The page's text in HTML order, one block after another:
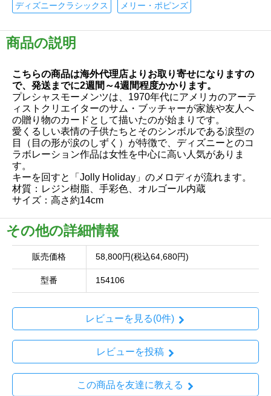
ディズニークラシックス メリー・ポピンズ
商品の説明
こちらの商品は海外代理店よりお取り寄せになりますの
で、発送までに2週間～4週間程度かかります。
プレシャスモーメンツは、1970年代にアメリカのアーテ
ィストクリエイターのサム・ブッチャーが家族や友人へ
の贈り物のカードとして描いたのが始まりです。
愛くるしい表情の子供たちとそのシンボルである涙型の
目（目の形が涙のしずく）が特徴で、ディズニーとのコ
ラボレーション作品は女性を中心に高い人気がありま
す。
キーを回すと「Jolly Holiday」のメロディが流れます。
材質：レジン樹脂、手彩色、オルゴール内蔵
サイズ：高さ約14cm
その他の詳細情報
販売価格 58,800円(税込64,680円)
型番 154106
レビューを見る(0件)
レビューを投稿
この商品を友達に教える